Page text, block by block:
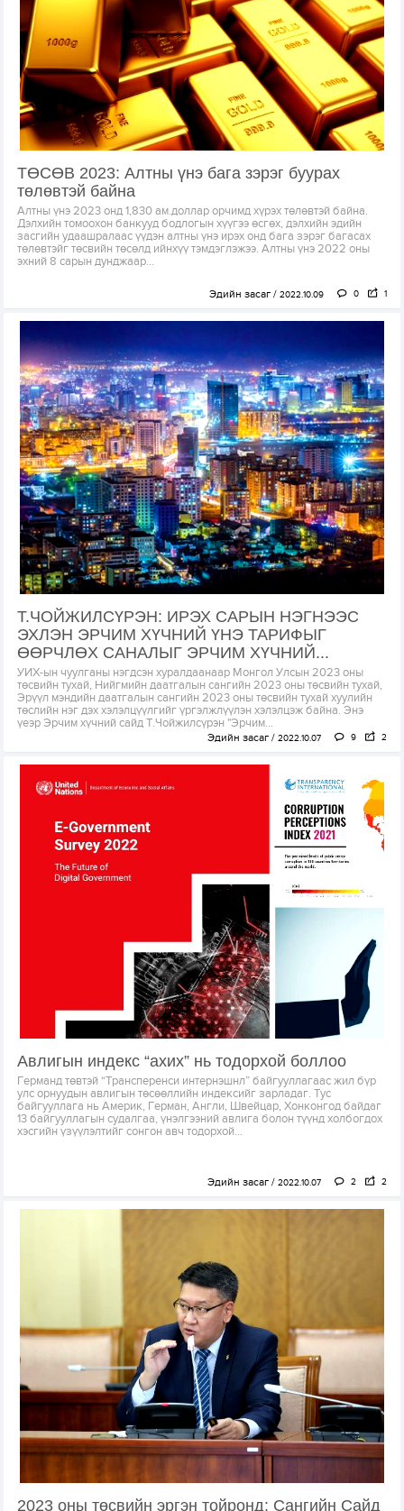
ТӨСӨВ 2023: Алтны үнэ бага зэрэг буурах
төлөвтэй байна
Алтны үнэ 2023 онд 1,830 ам.доллар орчимд хүрэх төлөвтэй байна.
Дэлхийн томоохон банкууд бодлогын хүүгээ өсгөх, дэлхийн эдийн
засгийн удаашралаас үүдэн алтны үнэ ирэх онд бага зэрэг багасах
төлөвтэйг төсвийн төсөлд ийнхүү тэмдэглэжээ. Алтны үнэ 2022 оны
эхний 8 сарын дунджаар...
Эдийн засаг 2022.10.09 0 1
Т.ЧОЙЖИЛСҮРЭН: ИРЭХ САРЫН НЭГНЭЭС
ЭХЛЭН ЭРЧИМ ХҮЧНИЙ ҮНЭ ТАРИФЫГ
ӨӨРЧЛӨХ САНАЛЫГ ЭРЧИМ ХҮЧНИЙ...
УИХ-ын чуулганы нэгдсэн хуралдаанаар Монгол Улсын 2023 оны
төсвийн тухай, Нийгмийн даатгалын сангийн 2023 оны төсвийн тухай,
Эрүүл мэндийн даатгалын сангийн 2023 оны төсвийн тухай хуулийн
төслийн нэг дэх хэлэлцүүлгийг үргэлжлүүлэн хэлэлцэж байна. Энэ
үеэр Эрчим хүчний сайд Т.Чойжилсүрэн "Эрчим...
Эдийн засаг 2022.10.07 9 2
Авлигын индекс “ахих” нь тодорхой боллоо
Германд төвтэй “Трансперенси интернэшнл” байгууллагаас жил бүр
улс орнуудын авлигын төсөөллийн индексийг зарладаг. Тус
байгууллага нь Америк, Герман, Англи, Швейцар, Хонконгод байдаг
13 байгууллагын судалгаа, үнэлгээний авлига болон түүнд холбогдох
хэсгийн үзүүлэлтийг сонгон авч тодорхой...
Эдийн засаг 2022.10.07 2 2
2023 оны төсвийн эргэн тойронд: Сангийн Сайд